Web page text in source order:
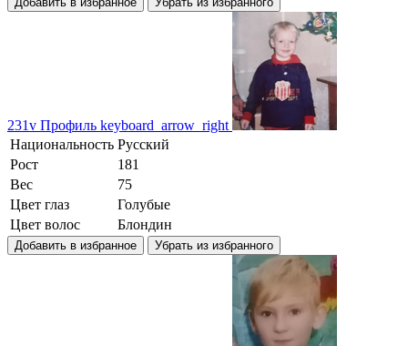
231v Профиль keyboard_arrow_right
Национальность Русский
Рост
181
Вес
75
Цвет глаз
Голубые
Цвет волос
Блондин
Добавить в избранное Убрать из избранного